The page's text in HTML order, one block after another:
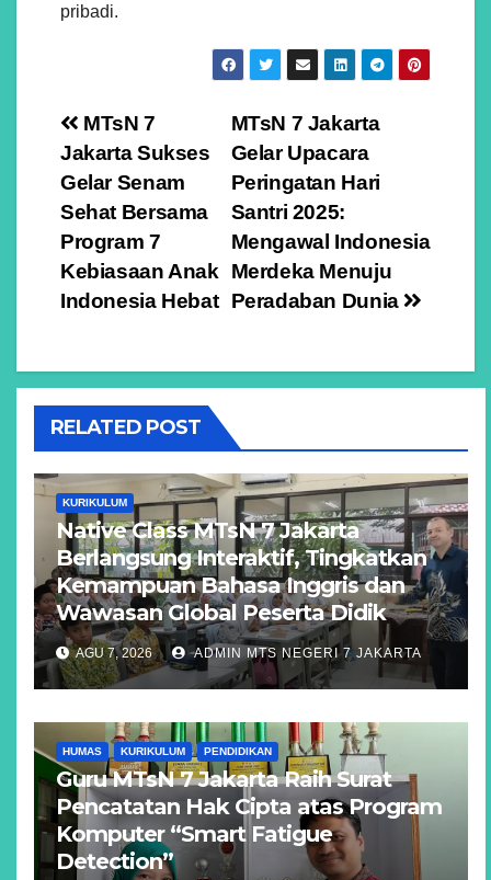
pribadi.
Navigasi
pos
MTsN 7 Jakarta
Gelar Upacara
Peringatan Hari
Santri 2025:
Mengawal Indonesia
Merdeka Menuju
Peradaban Dunia
MTsN 7
Jakarta Sukses
Gelar Senam
Sehat Bersama
Program 7
Kebiasaan Anak
Indonesia Hebat
RELATED POST
KURIKULUM
Native Class MTsN 7 Jakarta
Berlangsung Interaktif, Tingkatkan
Kemampuan Bahasa Inggris dan
Wawasan Global Peserta Didik
AGU 7, 2026 ADMIN MTS NEGERI 7 JAKARTA
HUMAS KURIKULUM PENDIDIKAN
Guru MTsN 7 Jakarta Raih Surat
Pencatatan Hak Cipta atas Program
Komputer “Smart Fatigue
Detection”